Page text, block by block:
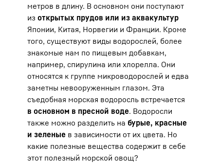
метров в длину. В основном они поступают
из открытых прудов или из аквакультур
Японии, Китая, Норвегии и Франции. Кроме
того, существуют виды водорослей, более
знакомые нам по пищевым добавкам,
например, спирулина или хлорелла. Они
относятся к группе микроводорослей и едва
заметны невооруженным глазом. Эта
съедобная морская водоросль встречается
в основном в пресной воде. Водоросли
также можно разделить на бурые, красные
и зеленые в зависимости от их цвета. Но
какие полезные вещества содержит в себе
этот полезный морской овощ?